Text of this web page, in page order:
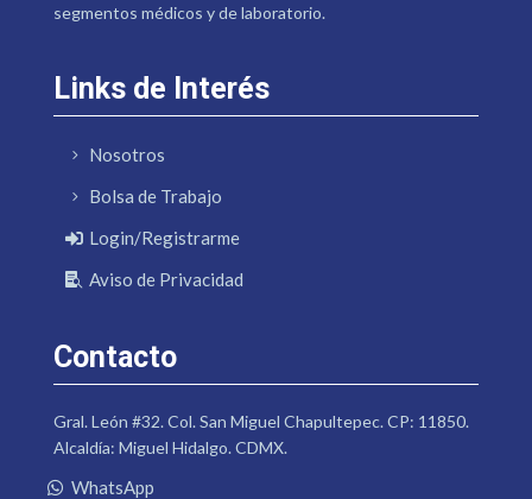
segmentos médicos y de laboratorio.
Links de Interés
Nosotros
Bolsa de Trabajo
Login/Registrarme
Aviso de Privacidad
Contacto
Gral. León #32. Col. San Miguel Chapultepec. CP: 11850.
Alcaldía: Miguel Hidalgo. CDMX.
WhatsApp